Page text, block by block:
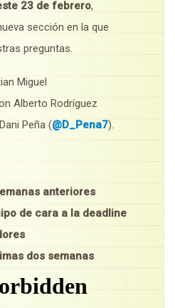
23 de febrero,
sección en la que
preguntas.
Miguel
Alberto Rodríguez
Peña (@D_Pena7).
anteriores
de cara a la deadline
dos semanas